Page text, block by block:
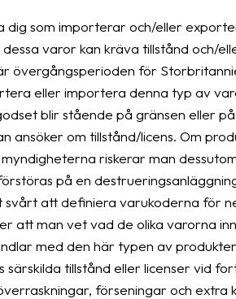
dig som importerar och/eller
varor kan kräva tillstånd och/
övergångsperioden för
eller importera denna typ av
blir stående på gränsen eller
ansöker om tillstånd/licens. Om
riskerar man
på en
att definiera varukoderna för
att man vet vad de olika varorna
med den här typen av
särskilda tillstånd eller licenser vid
förseningar och extra